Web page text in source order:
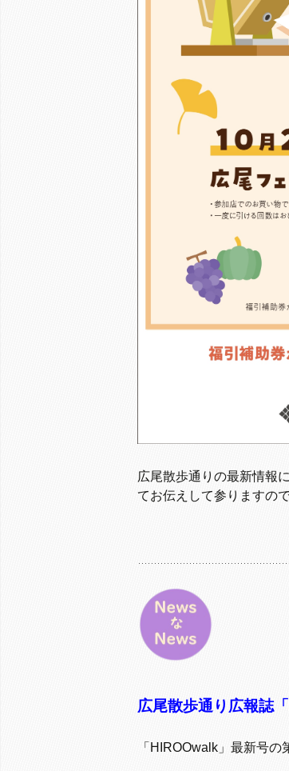
広尾散歩通りの最新情報
てお伝えして参りますの
広尾散歩通り広報誌
「HIROOwalk」最新号の